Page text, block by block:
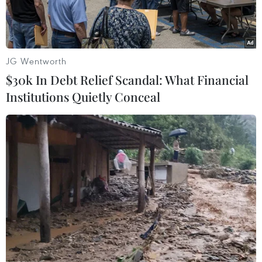
Phó Tổng thống Venezuela Delcy Rodriguez. (Nguồn: EFE)
Ngày 30/4, Phó Tổng thống Venezuela Delcy
Rodriguez đã kêu gọi người dân tỉnh táo trước
diễn biến chính trị mới nhất tại nước này, khi
thủ lĩnh đối lập Juan Guaido kêu gọi đảo chính
quân sự.
Trong một dòng trạng thái trên mạng Twitter,
JG Wentworth
$30k In Debt Relief Scandal: What Financial
Institutions Quietly Conceal